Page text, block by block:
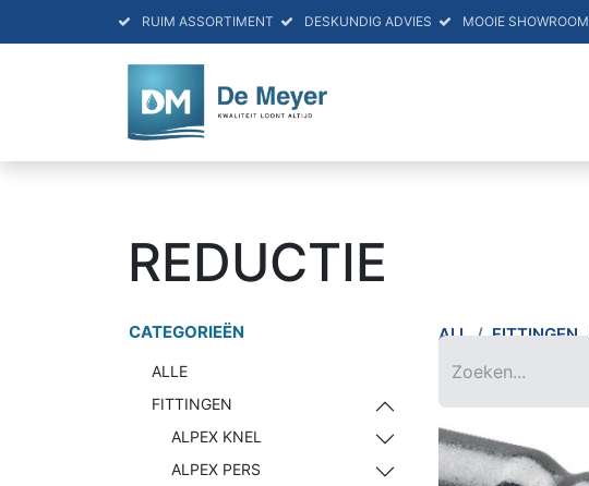
RUIM ASSORTIMENT DESKUNDIG ADVIES MOOIE SHOWROOM
REDUCTIE
CATEGORIEËN
ALLE
FITTINGEN
ALPEX KNEL
ALPEX PERS
ALL FITTINGEN